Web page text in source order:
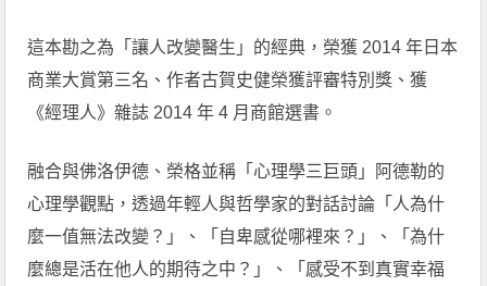
這本勘之為「讓人改變醫生」的經典，榮獲 2014 年日本
商業大賞第三名、作者古賀史健榮獲評審特別獎、獲
《經理人》雜誌 2014 年 4 月商館選書。
融合與佛洛伊德、榮格並稱「心理學三巨頭」阿德勒的
心理學觀點，透過年輕人與哲學家的對話討論「人為什
麼一值無法改變？」、「自卑感從哪裡來？」、「為什
麼總是活在他人的期待之中？」、「感受不到真實幸福